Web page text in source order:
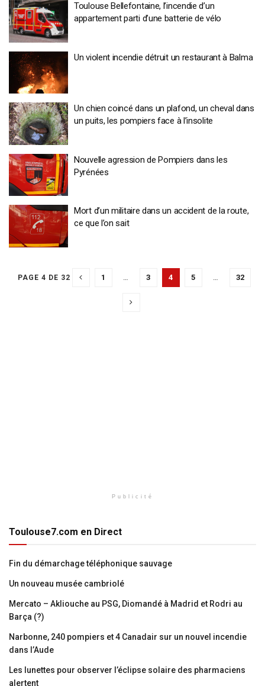
Toulouse Bellefontaine, l’incendie d’un
appartement parti d’une batterie de vélo
Un violent incendie détruit un restaurant à Balma
Un chien coincé dans un plafond, un cheval dans
un puits, les pompiers face à l’insolite
Nouvelle agression de Pompiers dans les
Pyrénées
Mort d’un militaire dans un accident de la route,
ce que l’on sait
PAGE 4 DE 32 1 3 4 5 32
Publicité
Toulouse7.com en Direct
Fin du démarchage téléphonique sauvage
Un nouveau musée cambriolé
Mercato – Akliouche au PSG, Diomandé à Madrid et Rodri au
Barça (?)
Narbonne, 240 pompiers et 4 Canadair sur un nouvel incendie
dans l’Aude
Les lunettes pour observer l’éclipse solaire des pharmaciens
alertent